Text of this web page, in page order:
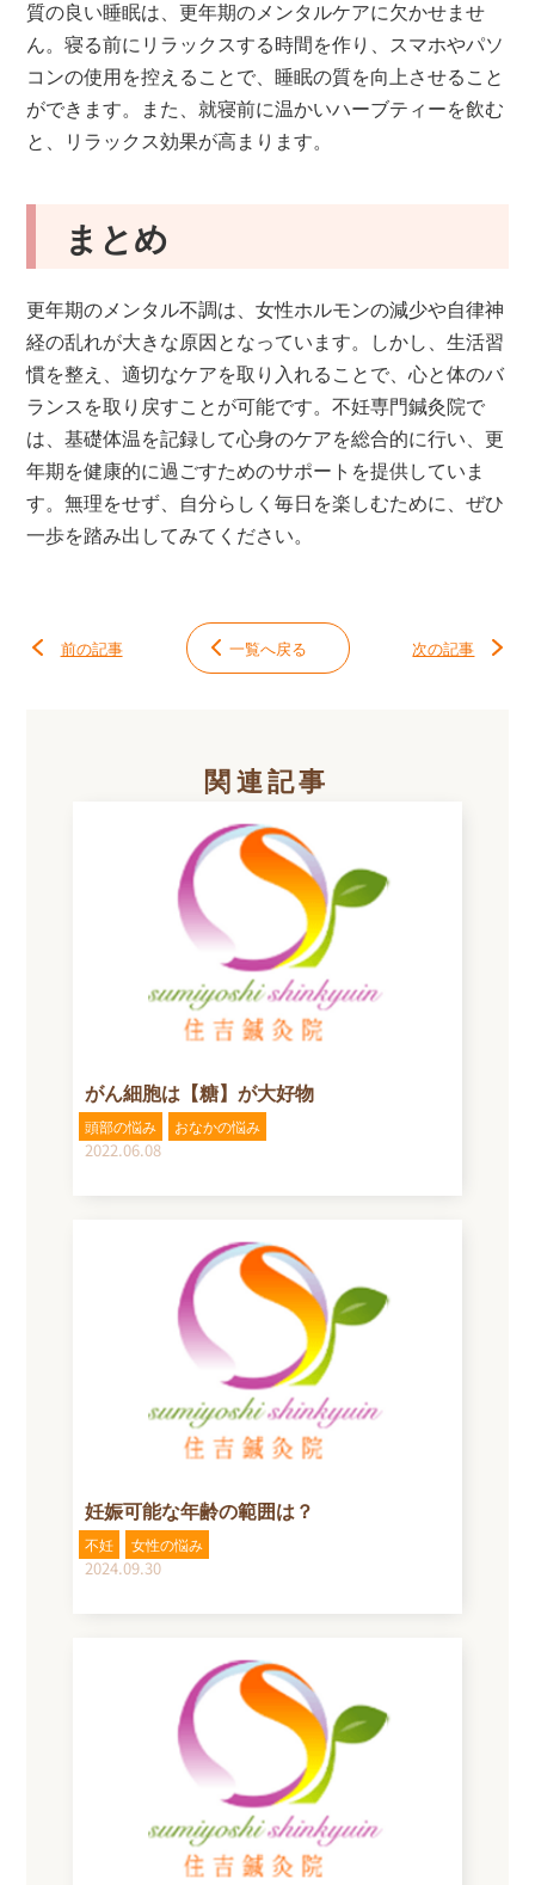
質の良い睡眠は、更年期のメンタルケアに欠かせませ
ん。寝る前にリラックスする時間を作り、スマホやパソ
コンの使用を控えることで、睡眠の質を向上させること
ができます。また、就寝前に温かいハーブティーを飲む
と、リラックス効果が高まります。
まとめ
更年期のメンタル不調は、女性ホルモンの減少や自律神
経の乱れが大きな原因となっています。しかし、生活習
慣を整え、適切なケアを取り入れることで、心と体のバ
ランスを取り戻すことが可能です。不妊専門鍼灸院で
は、基礎体温を記録して心身のケアを総合的に行い、更
年期を健康的に過ごすためのサポートを提供していま
す。無理をせず、自分らしく毎日を楽しむために、ぜひ
一歩を踏み出してみてください。
前の記事 一覧へ戻る 次の記事
関連記事
がん細胞は【糖】が大好物
頭部の悩み おなかの悩み
2022.06.08
妊娠可能な年齢の範囲は？
不妊 女性の悩み
2024.09.30